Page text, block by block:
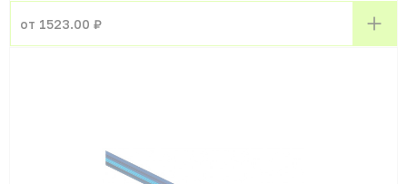
от 1523.00 ₽